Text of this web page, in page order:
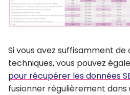
Si vous avez suffisamment de
techniques, vous pouvez
pour récupérer les données
fusionner régulièrement dans